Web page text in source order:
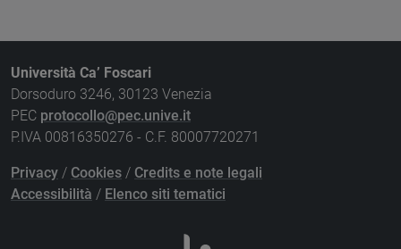
Università Ca’ Foscari
Dorsoduro 3246, 30123 Venezia
PEC protocollo@pec.unive.it
P.IVA 00816350276 - C.F. 80007720271
Privacy / Cookies / Credits e note legali
Accessibilità / Elenco siti tematici